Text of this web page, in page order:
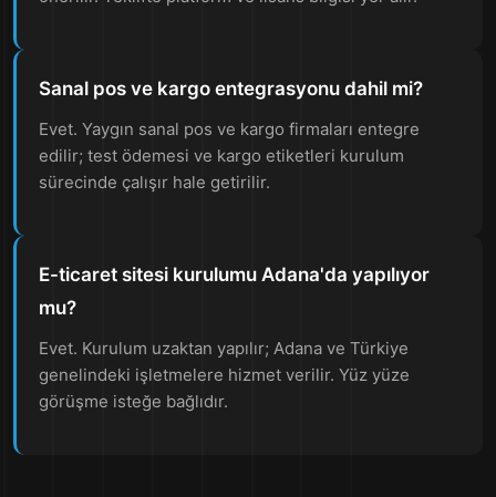
Sanal pos ve kargo entegrasyonu dahil mi?
Evet. Yaygın sanal pos ve kargo firmaları entegre
edilir; test ödemesi ve kargo etiketleri kurulum
sürecinde çalışır hale getirilir.
E-ticaret sitesi kurulumu Adana'da yapılıyor
mu?
Evet. Kurulum uzaktan yapılır; Adana ve Türkiye
genelindeki işletmelere hizmet verilir. Yüz yüze
görüşme isteğe bağlıdır.